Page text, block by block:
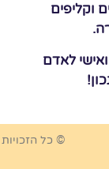
וקליפים
לאדם
© כל